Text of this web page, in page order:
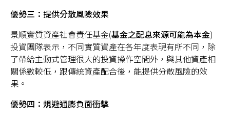
優勢三：提供分散風險效果
景順實質資產社會責任基金(基金之配息來源可能為本金)
投資團隊表示，不同實質資產在各年度表現有所不同，除
了帶給主動式管理很大的投資操作空間外，與其他資產相
關係數較低，跟傳統資產配合後，能提供分散風險的效
果。
優勢四：規避通膨負面衝擊